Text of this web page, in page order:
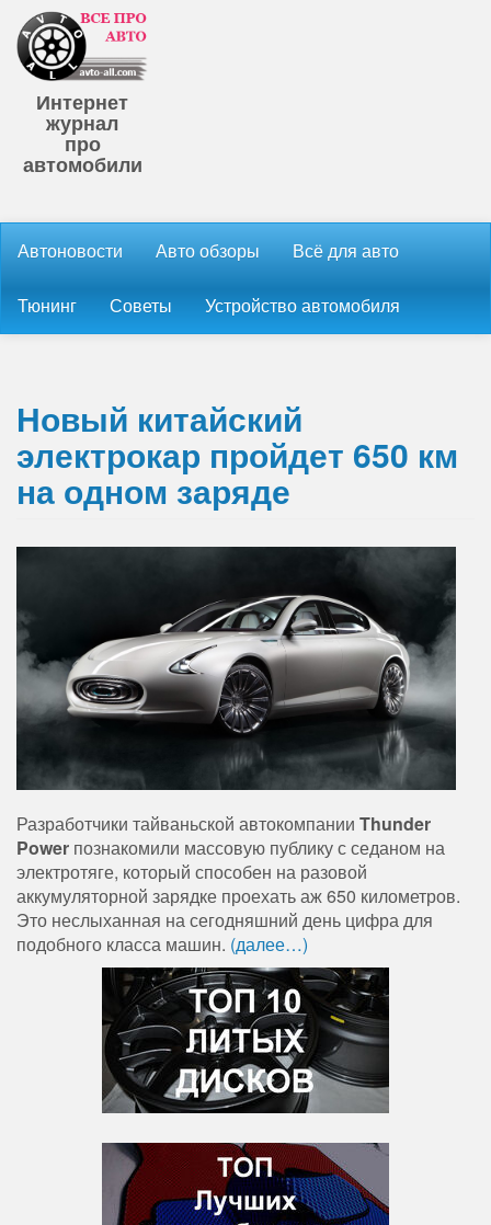
Интернет
журнал
про
автомобили
Автоновости Авто обзоры Всё для авто
Тюнинг Советы Устройство автомобиля
Новый китайский
электрокар пройдет 650 км
на одном заряде
Разработчики тайваньской автокомпании Thunder
Power познакомили массовую публикусседаном на
электротяге, который способен на разовой
аккумуляторной зарядке проехатьаж650 километров.
Это неслыханная насегодняшний день цифрадля
подобного класса машин. (далее…)